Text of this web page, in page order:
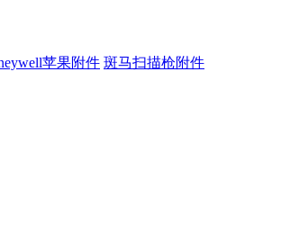
苹果附件 斑马扫描枪附件